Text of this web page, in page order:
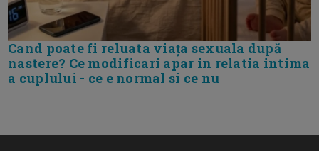
Cand poate fi reluata viața sexuala după
nastere? Ce modificari apar in relatia intima
a cuplului - ce e normal si ce nu